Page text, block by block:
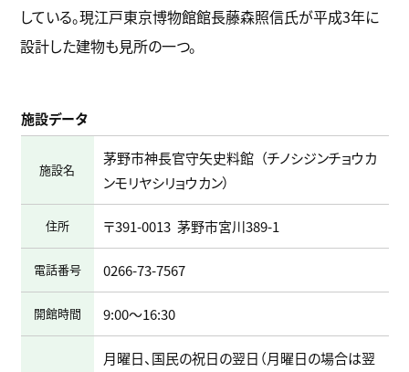
している。現江戸東京博物館館長藤森照信氏が平成3年に
設計した建物も見所の一つ。
施設データ
施設名
茅野市神長官守矢史料館
チノシジンチョウカ
ンモリヤシリョウカン
住所 〒391-0013 茅野市宮川389-1
電話番号 0266-73-7567
開館時間 9:00～16:30
月曜日、国民の祝日の翌日（月曜日の場合は翌